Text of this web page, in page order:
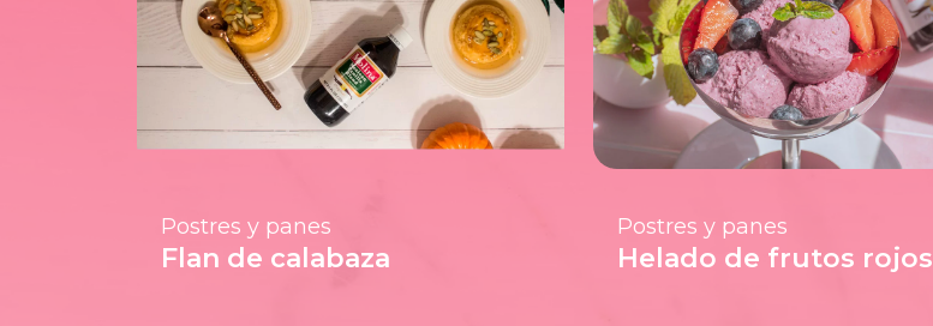
Postres y panes
Flan de calabaza
Postres y panes
Helado de frutos rojos